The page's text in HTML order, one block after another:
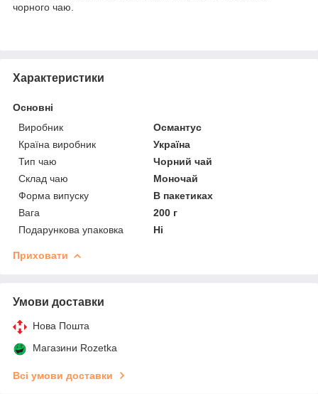
чорного чаю.
Характеристики
Основні
Виробник
Османтус
Країна виробник
Україна
Тип чаю
Чорний чай
Склад чаю
Моночай
Форма випуску
В пакетиках
Вага
200 г
Подарункова упаковка
Ні
Приховати
Умови доставки
Нова Пошта
Магазини Rozetka
Всі умови доставки